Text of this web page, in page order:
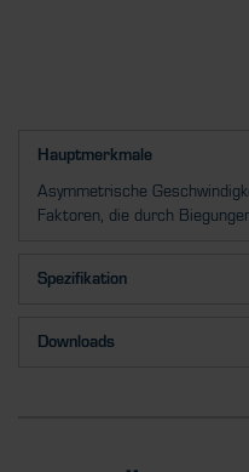
Hauptmerkmale
Asymmetrische
Faktoren, die durch
Spezifikation
Downloads